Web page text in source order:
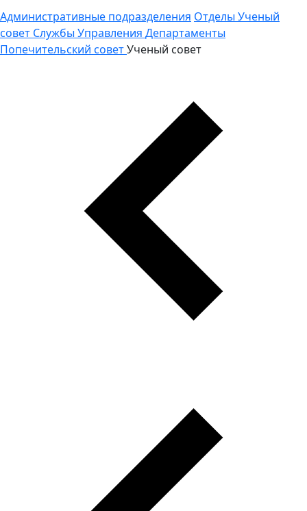
Административные подразделения Отделы Ученый
совет Службы Управления Департаменты
Попечительский советУченый совет